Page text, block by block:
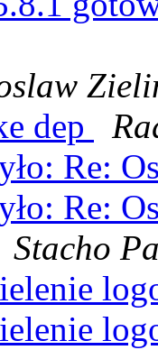
dep
Re:
Re:
Stacho